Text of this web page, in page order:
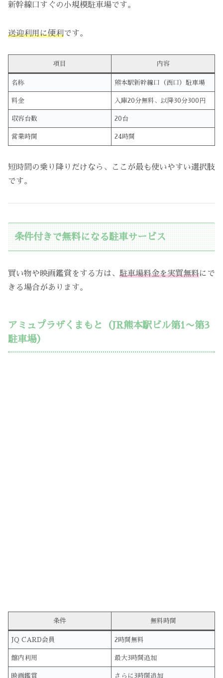
新幹線口すぐの小規模駐車場です。
送迎利用に便利です。
項目 内容
名称 熊本駅新幹線口（西口）駐車場
料金 入庫20分無料、以降30分300円
収容台数 20台
営業時間 24時間
短時間の乗り降りだけなら、ここが最も使いやすい選択肢
です。
条件付きで無料になる駐車サービス
買い物や映画鑑賞をする方は、 駐車場料金を実質無料にで
きる場合があります。
アミュプラザくまもと（JR熊本駅ビル第1〜第3
駐車場）
条件 無料時間
JQ CARD会員 2時間無料
館内利用 最大3時間追加
映画鑑賞 さらに3時間追加